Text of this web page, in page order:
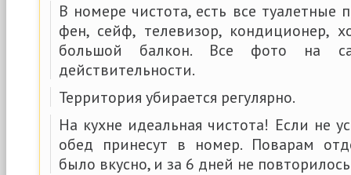
В номере чистота, есть все туалетные
фен, сейф, телевизор, кондиционер,
большой балкон. Все фото на
действительности.
Территория убирается регулярно.
На кухне идеальная чистота! Если не
обед принесут в номер. Поварам
было вкусно, и за 6 дней не